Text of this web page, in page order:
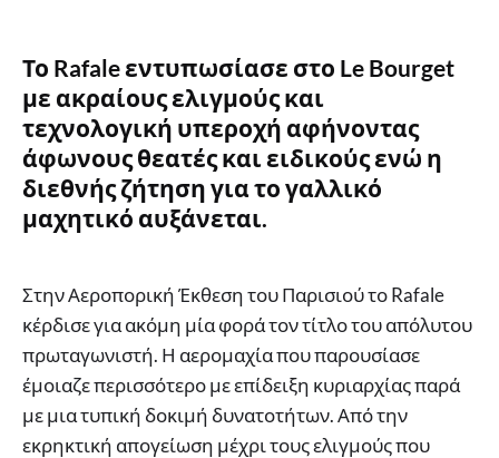
Το Rafale εντυπωσίασε στο Le Bourget
με ακραίους ελιγμούς και
τεχνολογική υπεροχή αφήνοντας
άφωνους θεατές και ειδικούς ενώ η
διεθνής ζήτηση για το γαλλικό
μαχητικό αυξάνεται.
Στην Αεροπορική Έκθεση του Παρισιού το Rafale
κέρδισε για ακόμη μία φορά τον τίτλο του απόλυτου
πρωταγωνιστή. Η αερομαχία που παρουσίασε
έμοιαζε περισσότερο με επίδειξη κυριαρχίας παρά
με μια τυπική δοκιμή δυνατοτήτων. Από την
εκρηκτική απογείωση μέχρι τους ελιγμούς που